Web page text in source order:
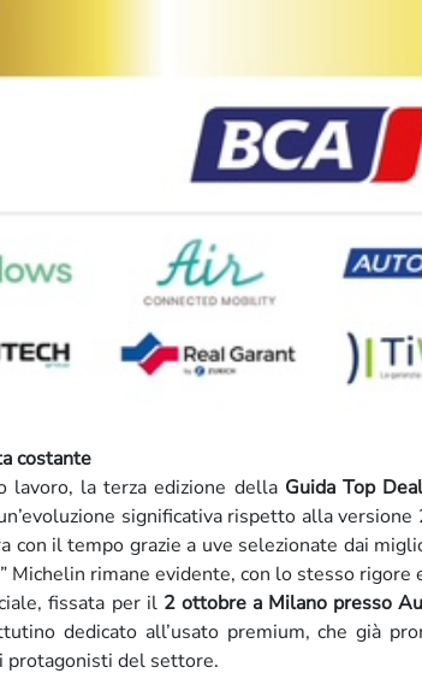
costante
lavoro, la terza edizione della Guida Top
significativa rispetto alla
con il tempo grazie a uve selezionate dai
Michelin rimane evidente, con lo stesso rigore
fissata per il 2 ottobre a Milano presso
dedicato all’usato premium, che già
protagonisti del settore.